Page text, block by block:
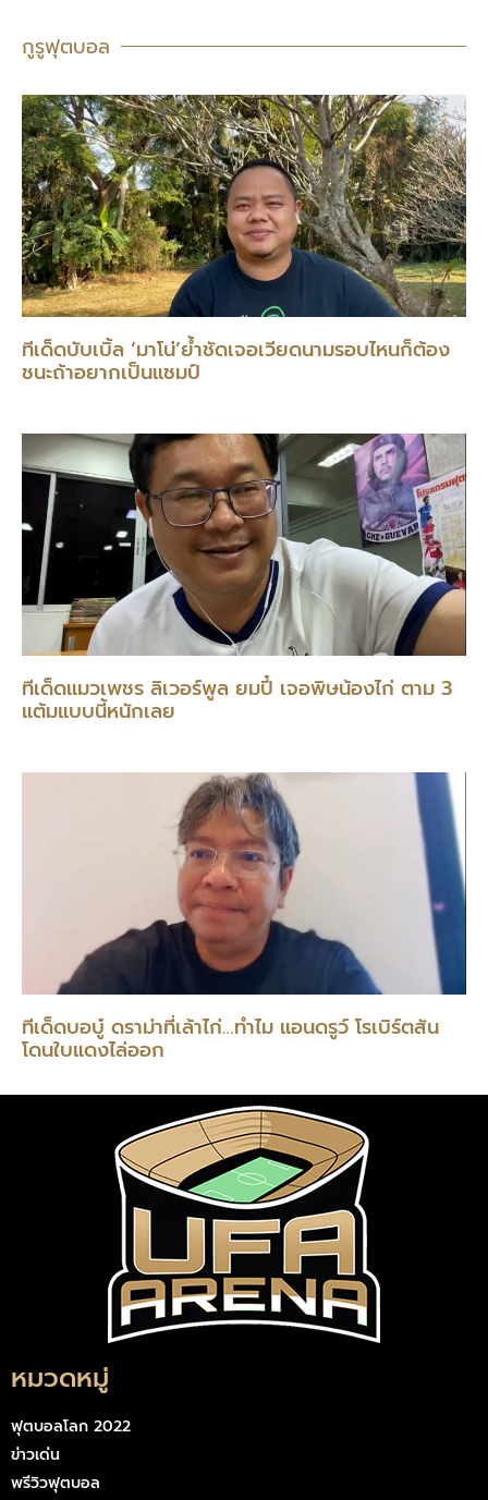
กูรูฟุตบอล
ทีเด็ดบับเบิ้ล ‘มาโน่’ย้ำชัดเจอเวียดนามรอบไหนก็ต้อง
ชนะถ้าอยากเป็นแชมป์
ทีเด็ดแมวเพชร ลิเวอร์พูล ยมปี๋ เจอพิษน้องไก่ ตาม 3
แต้มแบบนี้หนักเลย
ทีเด็ดบอบู๋ ดราม่าที่เล้าไก่…ทำไม แอนดรูว์ โรเบิร์ตสัน
โดนใบแดงไล่ออก
หมวดหมู่
ฟุตบอลโลก 2022
ข่าวเด่น
พรีวิวฟุตบอล